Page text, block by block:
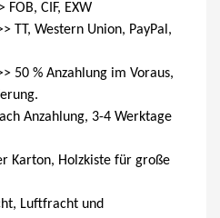
CIF, EXW
TT, Western Union, PayPal,
50 % Anzahlung im Voraus,
Anzahlung, 3-4 Werktage
Karton, Holzkiste für große
Luftfracht und